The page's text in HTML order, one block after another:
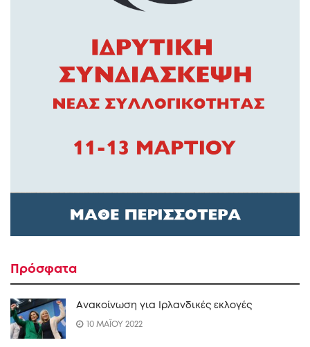
Πρόσφατα
Ανακοίνωση για Ιρλανδικές εκλογές
10 ΜΑΪΟΥ 2022